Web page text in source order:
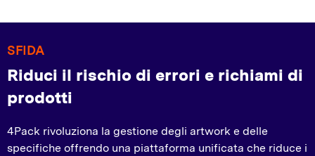
SFIDA
Riduci il rischio di errori e richiami di
prodotti
4Pack rivoluziona la gestione degli artwork e delle
specifiche offrendo una piattaforma unificata che riduce i